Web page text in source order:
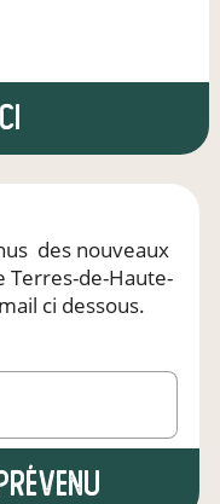
des nouveaux
Terres-de-Haute-
ci dessous.